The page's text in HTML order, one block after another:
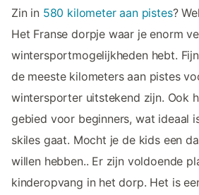
Zin in 580 kilometer aan pistes?
Het Franse dorpje waar je enorm
wintersportmogelijkheden hebt.
de meeste kilometers aan pistes
wintersporter uitstekend zijn. Ook
gebied voor beginners, wat ideaal
skiles gaat. Mocht je de kids een
willen hebben.. Er zijn voldoende
kinderopvang in het dorp. Het is